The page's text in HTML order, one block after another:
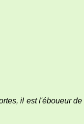
il est l'éboueur